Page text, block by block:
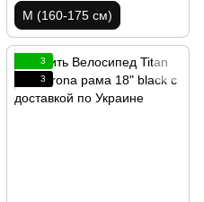
M (160-175 см)
3
3